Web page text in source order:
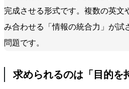
完成させる形式です。複数の英文
み合わせる「情報の統合力」が試
問題です。
求められるのは「目的を